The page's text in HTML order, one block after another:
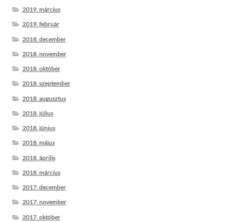
2019. március
2019. február
2018. december
2018. november
2018. október
2018. szeptember
2018. augusztus
2018. július
2018. június
2018. május
2018. április
2018. március
2017. december
2017. november
2017. október